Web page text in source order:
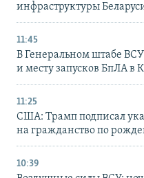
инфраструктуры
11:45
В Генеральном штабе
и месту запусков БпЛА в
11:25
США: Трамп подписал
на гражданство по
10:39